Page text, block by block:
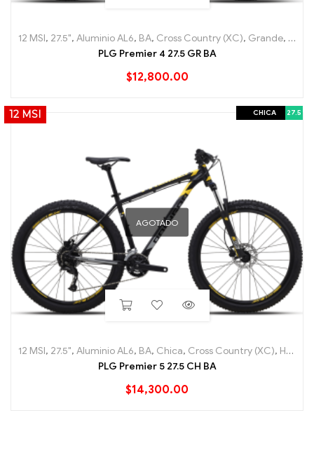
12 MSI, 27.5", Aluminio AL6, BA, Cross Country (XC), Grande, Hard
PLG Premier 4 27.5 GR BA
$12,800.00
12 MSI CHICA 27.5
AGOTADO
12 MSI, 27.5", Aluminio AL6, BA, Chica, Cross Country (XC), Hard Tail
PLG Premier 5 27.5 CH BA
$14,300.00